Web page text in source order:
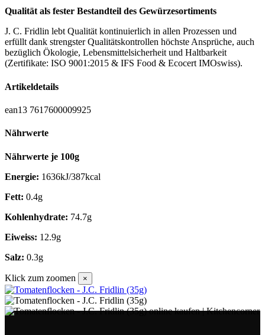
Qualität als fester Bestandteil des Gewürzesortiments
J. C. Fridlin lebt Qualität kontinuierlich in allen Prozessen und
erfüllt dank strengster Qualitätskontrollen höchste Ansprüche, auch
bezüglich Ökologie, Lebensmittelsicherheit und Haltbarkeit
(Zertifikate: ISO 9001:2015 & IFS Food & Ecocert IMOswiss).
Artikeldetails
ean13 7617600009925
Nährwerte
Nährwerte je 100g
Energie: 1636kJ/387kcal
Fett: 0.4g
Kohlenhydrate: 74.7g
Eiweiss: 12.9g
Salz: 0.3g
Klick zum zoomen ×